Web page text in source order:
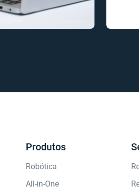
Produtos
Robótica
All-in-One